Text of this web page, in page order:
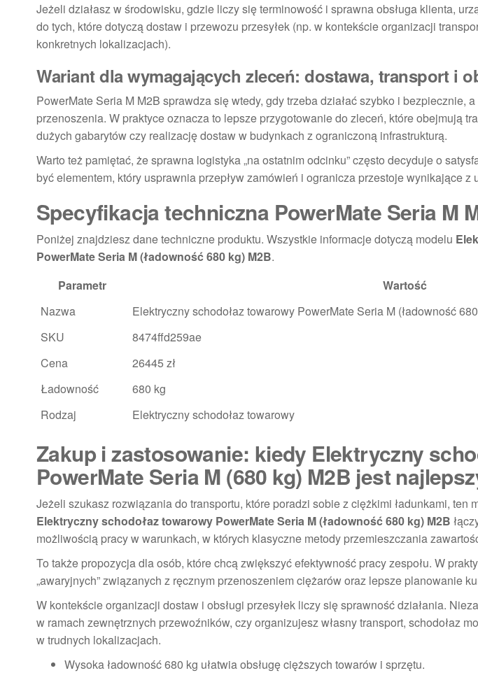
Jeżeli działasz w środowisku, gdzie liczy się terminowość i sprawna obsługa klienta,
do tych, które dotyczą dostaw i przewozu przesyłek (np. w kontekście organizacji
konkretnych lokalizacjach).
Wariant dla wymagających zleceń: dostawa, transport i
PowerMate Seria M M2B sprawdza się wtedy, gdy trzeba działać szybko i bezpiecznie,
przenoszenia. W praktyce oznacza to lepsze przygotowanie do zleceń, które obejmują
dużych gabarytów czy realizację dostaw w budynkach z ograniczoną infrastrukturą.
Warto też pamiętać, że sprawna logistyka „na ostatnim odcinku” często decyduje o
być elementem, który usprawnia przepływ zamówień i ogranicza przestoje wynikające z
Specyfikacja techniczna PowerMate Seria M
Poniżej znajdziesz dane techniczne produktu. Wszystkie informacje dotyczą modelu
PowerMate Seria M (ładowność 680 kg) M2B.
Parametr
Wartość
Nazwa
Elektryczny schodołaz towarowy PowerMate Seria M (ładowność
SKU
8474ffd259ae
Cena
26445 zł
Ładowność
680 kg
Rodzaj
Elektryczny schodołaz towarowy
Zakup i zastosowanie: kiedy Elektryczny
PowerMate Seria M (680 kg) M2B jest
Jeżeli szukasz rozwiązania do transportu, które poradzi sobie z ciężkimi ładunkami, ten
Elektryczny schodołaz towarowy PowerMate Seria M (ładowność 680 kg) M2B
możliwością pracy w warunkach, w których klasyczne metody przemieszczania
To także propozycja dla osób, które chcą zwiększyć efektywność pracy zespołu. W
„awaryjnych” związanych z ręcznym przenoszeniem ciężarów oraz lepsze planowanie
W kontekście organizacji dostaw i obsługi przesyłek liczy się sprawność działania.
w ramach zewnętrznych przewoźników, czy organizujesz własny transport, schodołaz
w trudnych lokalizacjach.
Wysoka ładowność 680 kg ułatwia obsługę cięższych towarów i sprzętu.